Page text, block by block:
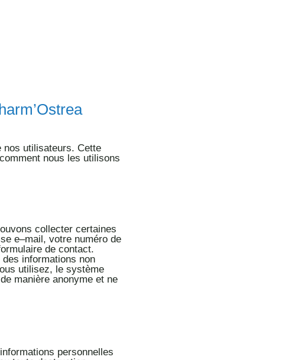
nos utilisateurs. Cette
nous les utilisons
collecter certaines
e–mail, votre numéro de
de contact.
informations non
utilisez, le système
manière anonyme et ne
personnelles